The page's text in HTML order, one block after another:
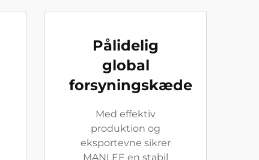
Pålidelig
global
forsyningskæde
Med effektiv
produktion og
eksportevne sikrer
MANLEE en stabil